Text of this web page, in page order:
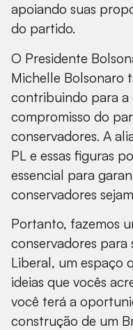
apoiando suas
do partido.
O Presidente
Michelle Bolsonaro
contribuindo para a
compromisso do
conservadores. A
PL e essas figuras
essencial para
conservadores
Portanto, fazemos
conservadores para
Liberal, um espaço
ideias que vocês
você terá a
construção de um